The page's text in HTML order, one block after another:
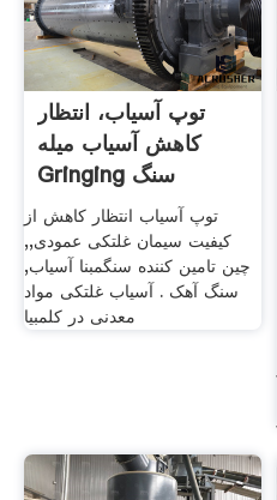
توپ آسیاب، انتظار
کاهش آسیاب میله
Gringing سنگ
توپ آسیاب انتظار کاهش از
کیفیت سیمان غلتکی عمودی,,
چین تامین کننده سنگمبنا آسیاب,
سنگ آهک . آسیاب غلتکی مواد
معدنی در کلمبیا